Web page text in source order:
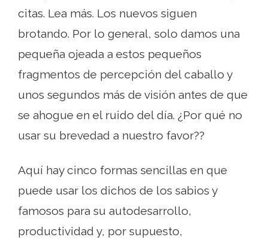
citas. Lea más. Los nuevos siguen
brotando. Por lo general, solo damos una
pequeña ojeada a estos pequeños
fragmentos de percepción del caballo y
unos segundos más de visión antes de que
se ahogue en el ruido del día. ¿Por qué no
usar su brevedad a nuestro favor??
Aquí hay cinco formas sencillas en que
puede usar los dichos de los sabios y
famosos para su autodesarrollo,
productividad y, por supuesto,